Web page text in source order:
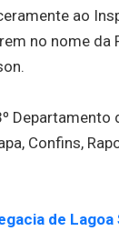
ao
no nome da
Confins,
de Lagoa